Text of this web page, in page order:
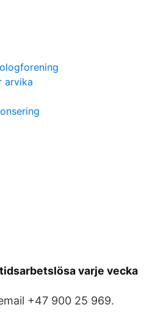
arvika
varje vecka
+47 900 25 969.